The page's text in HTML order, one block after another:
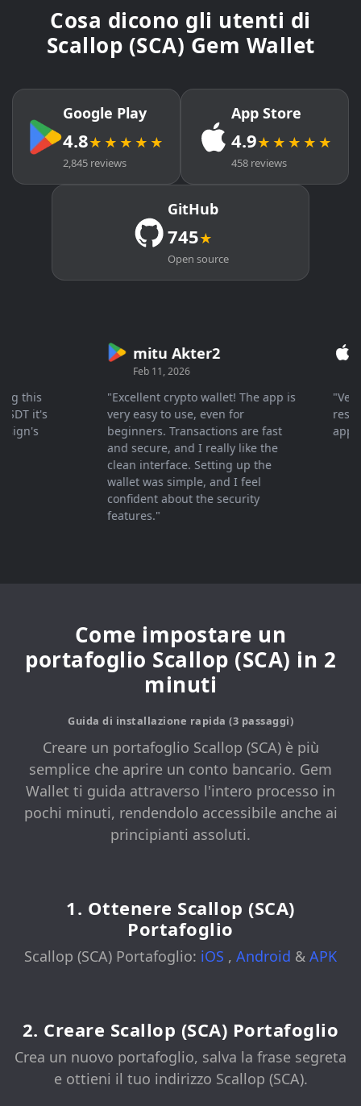
Cosa dicono gli utenti di
Scallop (SCA) Gem Wallet
Google Play
4.8★★★★★
2,845 reviews
App Store
4.9★★★★★
458 reviews
GitHub
745★
Open source
it's
mitu Akter2
Feb 11, 2026
"Excellent crypto wallet! The app is
very easy to use, even for
beginners. Transactions are fast
and secure, and I really like the
clean interface. Setting up the
wallet was simple, and I feel
confident about the security
features."
"Very
Come impostare un
portafoglio Scallop (SCA) in 2
minuti
Guida di installazione rapida (3 passaggi)
Creare un portafoglio Scallop (SCA) è più
semplice che aprire un conto bancario. Gem
Wallet ti guida attraverso l'intero processo in
pochi minuti, rendendolo accessibile anche ai
principianti assoluti.
1. Ottenere Scallop (SCA)
Portafoglio
Scallop (SCA) Portafoglio: iOS , Android & APK
2. Creare Scallop (SCA) Portafoglio
Crea un nuovo portafoglio, salva la frase segreta
e ottieni il tuo indirizzo Scallop (SCA).